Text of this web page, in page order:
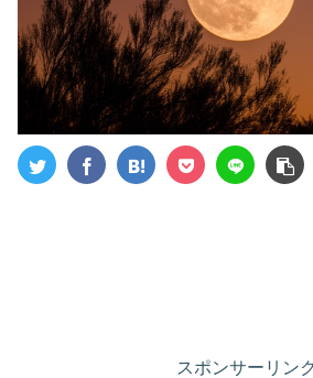
スポンサーリンク